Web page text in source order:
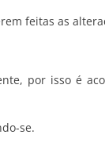
feitas as
por isso é
se.